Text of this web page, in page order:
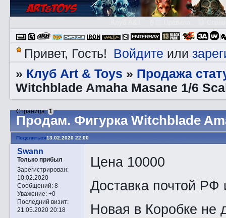
Привет, Гость! Войдите или
» Клуб Art & Toys » Продажа
Witchblade Amaha Masane 1/6
Прoдам. Фигурка Witchblade
Страница:1
Поделиться13.02.2020 22:00
Swann
Только прибыл
Зарегистрирован:
10.02.2020
Сообщений:8
Уважение: +0
Последний визит:
21.05.2020 20:18
Цена 10000
Доставка почтой РФ
Новая в Коробке не